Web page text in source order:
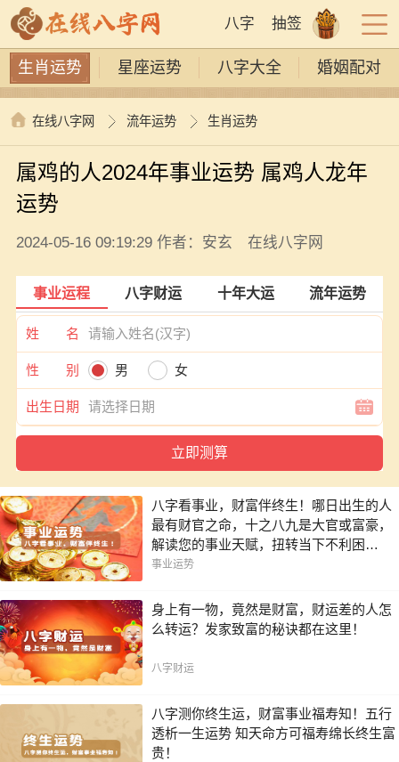
八字 抽签
生肖运势 星座运势 八字大全 婚姻配对
在线八字网 流年运势 生肖运势
属鸡的人2024年事业运势 属鸡人龙年
运势
2024-05-16 09:19:29 作者：安玄 在线八字网
事业运程 八字财运 十年大运 流年运势
姓 名
性 别 男 女
出生日期
八字看事业，财富伴终生！哪日出生的人
最有财官之命，十之八九是大官或富豪，
解读您的事业天赋，扭转当下不利困
局！！
事业运势
身上有一物，竟然是财富，财运差的人怎
么转运？发家致富的秘诀都在这里！
八字财运
八字测你终生运，财富事业福寿知！五行
透析一生运势 知天命方可福寿绵长终生富
贵！